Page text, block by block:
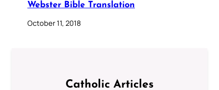
Webster Bible Translation
October 11, 2018
Catholic Articles